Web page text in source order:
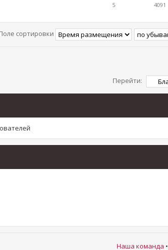
5 4091
сортировки
Перейти:
Наша команда •